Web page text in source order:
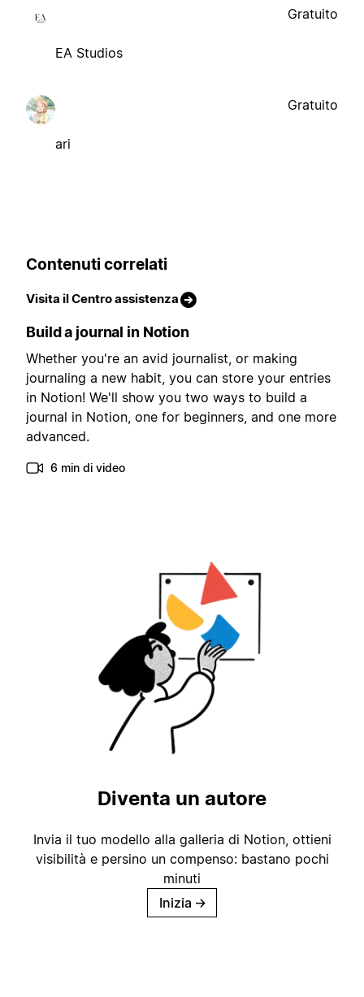
EA Studios
Gratuito
ari
Gratuito
Contenuti correlati
Visita il Centro assistenza
Build a journal in Notion
Whether you're an avid journalist, or making
journaling a new habit, you can store your entries
in Notion! We'll show you two ways to build a
journal in Notion, one for beginners, and one more
advanced.
6 min di video
Diventa un autore
Invia il tuo modello alla galleria di Notion, ottieni
visibilità e persino un compenso: bastano pochi
minuti
Inizia →